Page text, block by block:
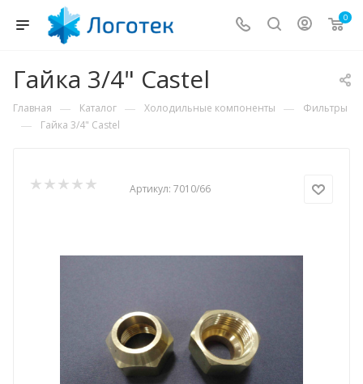
0
Гайка 3/4" Castel
Главная — Каталог — Холодильные компоненты — Фильтры
— Гайка 3/4" Castel
Артикул: 7010/66